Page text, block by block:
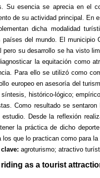
Su esencia se aprecia en el
de su actividad principal. En
dicha modalidad
países del mundo. El municipio
pero su desarrollo se ha visto
la equitación como
Para ello se utilizó como
europeo en asesoría del
histórico-lógico;
Como resultado se
estudio. Desde la reflexión
la práctica de dicho
los que lo practican como para
agroturismo; atractivo
riding as a tourist